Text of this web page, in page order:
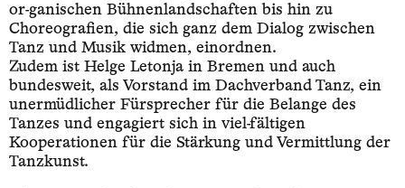
or-ganischen Bühnenlandschaften bis hin zu
Choreografien, die sich ganz dem Dialog zwischen
Tanz und Musik widmen, einordnen.
Zudem ist Helge Letonja in Bremen und auch
bundesweit, als Vorstand im Dachverband Tanz, ein
unermüdlicher Fürsprecher für die Belange des
Tanzes und engagiert sich in viel-fältigen
Kooperationen für die Stärkung und Vermittlung der
Tanzkunst.